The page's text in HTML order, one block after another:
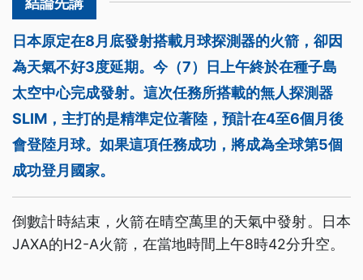
日本原定在8月底發射搭載月球探測器的火箭，卻因
為天氣不好3度延期。今（7）日上午終於在種子島
太空中心完成發射。這次任務所搭載的無人探測器
SLIM，主打的是精準定位著陸，預計在4至6個月後
會登陸月球。如果這項任務成功，將成為全球第5個
成功登月國家。
倒數計時結束，火箭在晴空萬里的天氣中發射。日本
JAXA的H2-A火箭，在當地時間上午8時42分升空。